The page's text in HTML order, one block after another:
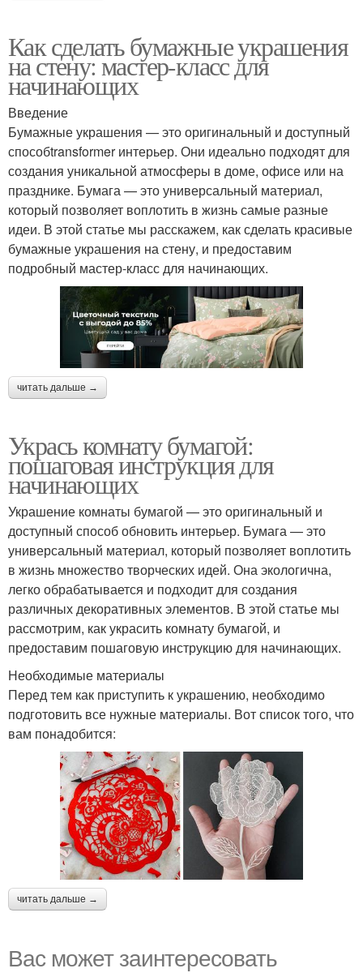
Как сделать бумажные украшения
на стену: мастер-класс для
начинающих
Введение
Бумажные украшения — это оригинальный и доступный
способtransformer интерьер. Они идеально подходят для
создания уникальной атмосферы в доме, офисе или на
празднике. Бумага — это универсальный материал,
который позволяет воплотить в жизнь самые разные
идеи. В этой статье мы расскажем, как сделать красивые
бумажные украшения на стену, и предоставим
подробный мастер-класс для начинающих.
читать дальше →
Укрась комнату бумагой:
пошаговая инструкция для
начинающих
Украшение комнаты бумагой — это оригинальный и
доступный способ обновить интерьер. Бумага — это
универсальный материал, который позволяет воплотить
в жизнь множество творческих идей. Она экологична,
легко обрабатывается и подходит для создания
различных декоративных элементов. В этой статье мы
рассмотрим, как украсить комнату бумагой, и
предоставим пошаговую инструкцию для начинающих.
Необходимые материалы
Перед тем как приступить к украшению, необходимо
подготовить все нужные материалы. Вот список того, что
вам понадобится:
читать дальше →
Вас может заинтересовать